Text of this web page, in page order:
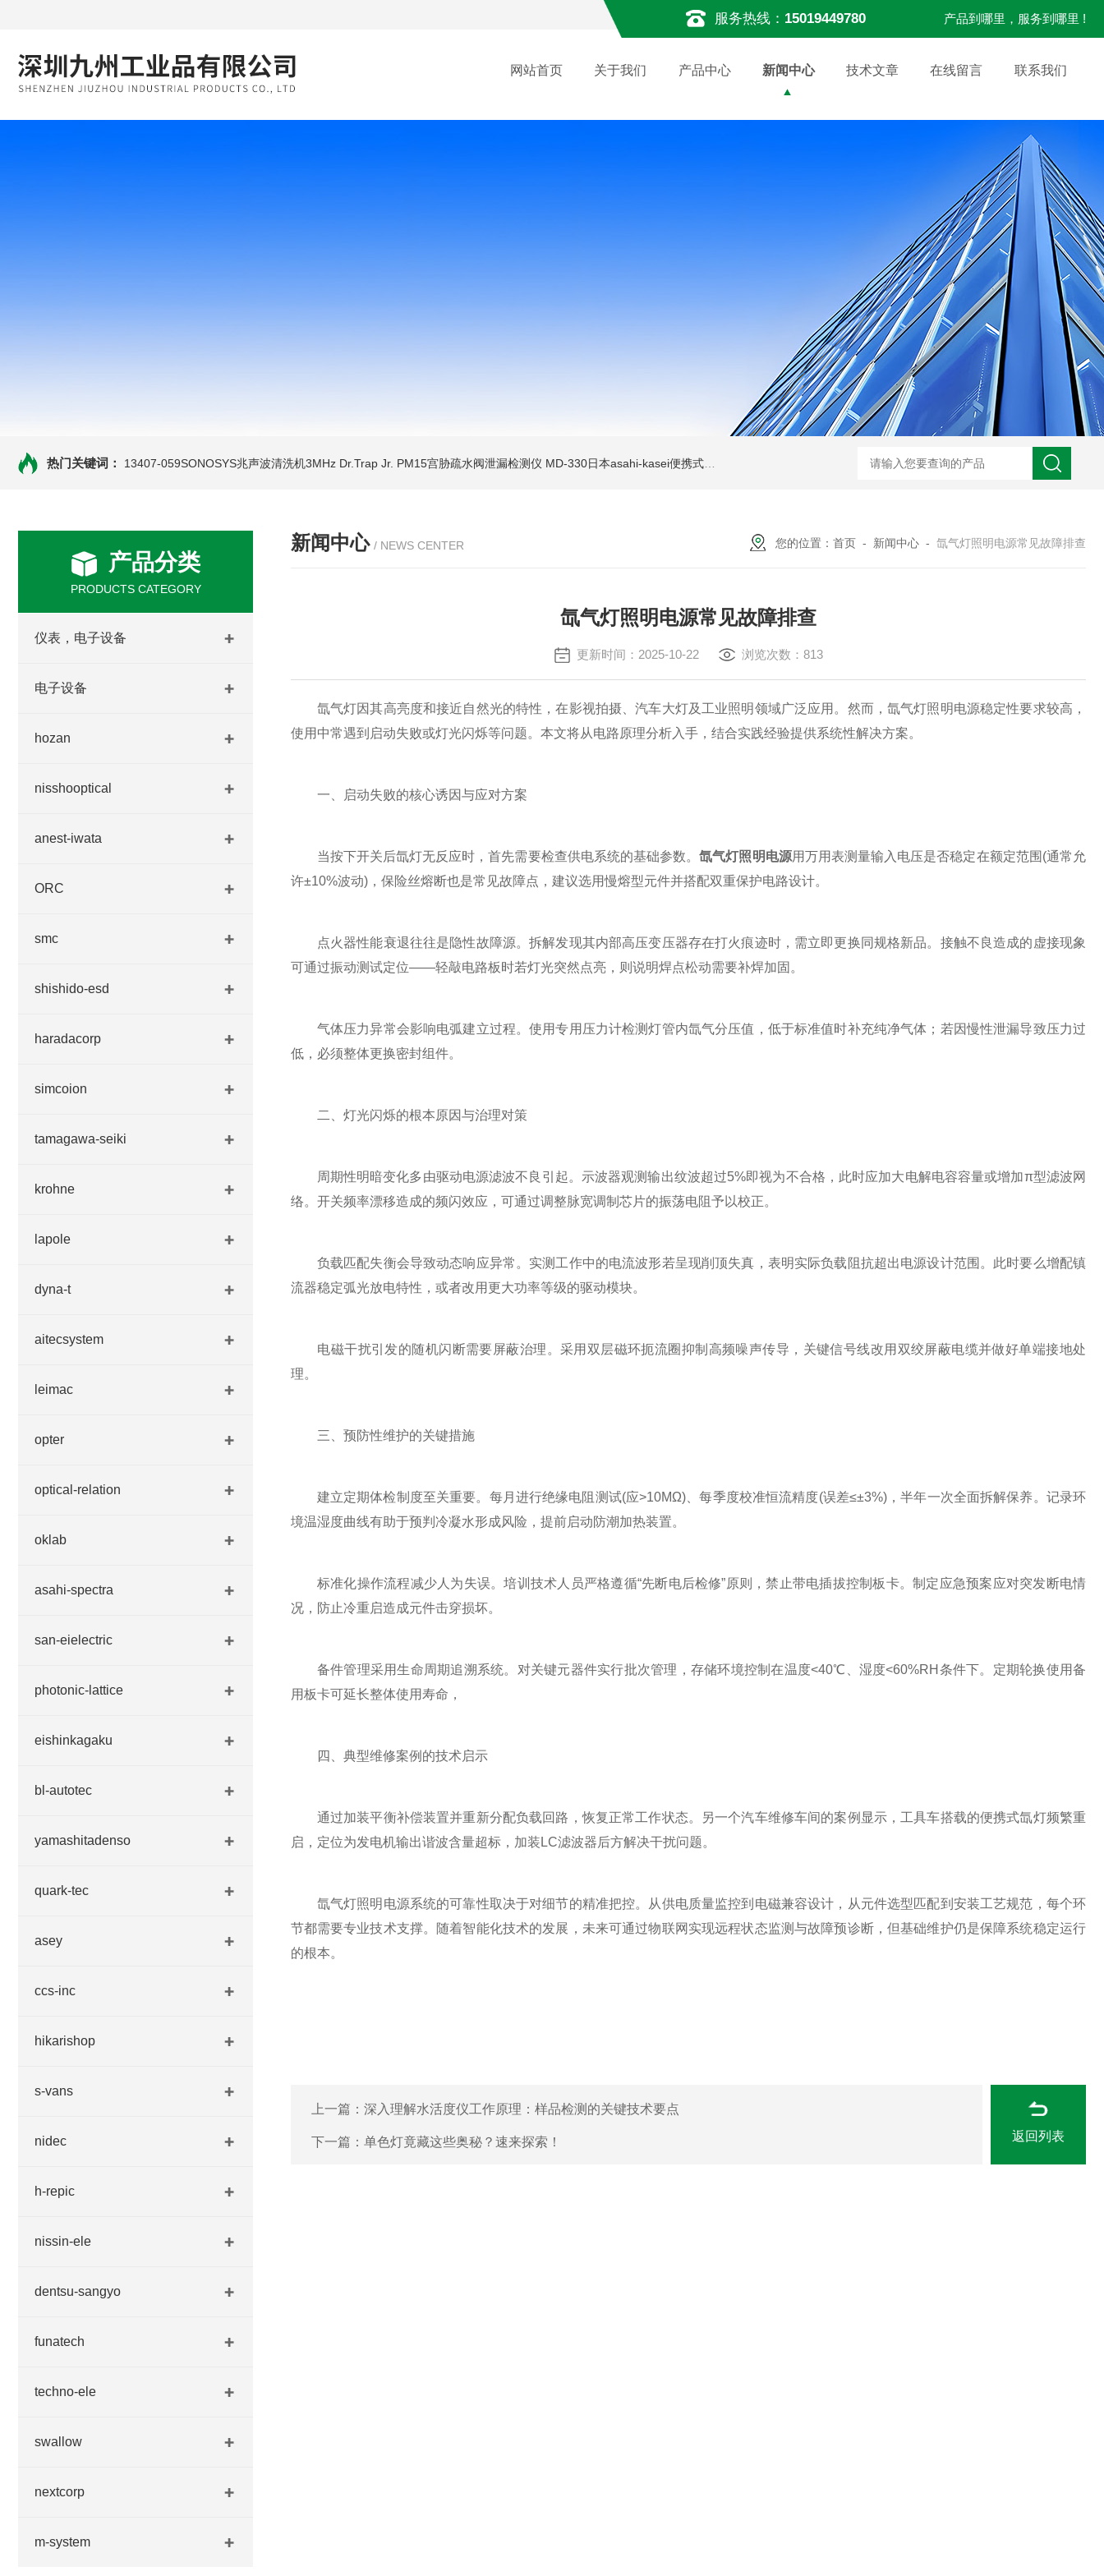
服务热线： 15019449780 产品到哪里，服务到哪里 !
网站首页 关于我们 产品中心 新闻中心 技术文章 在线留言 联系我们
热门关键词： 13407-059SONOSYS兆声波清洗机3MHz Dr.Trap Jr. PM15宫胁疏水阀泄漏检测仪 MD-330日本asahi-kasei便携式振动诊断装置 BL300Ft日本heidon外部输出搅拌器 搅拌器100日本heidon循环
产品分类
PRODUCTS CATEGORY
仪表，电子设备
电子设备
hozan
nisshooptical
anest-iwata
ORC
smc
shishido-esd
haradacorp
simcoion
tamagawa-seiki
krohne
lapole
dyna-t
aitecsystem
leimac
opter
optical-relation
oklab
asahi-spectra
san-eielectric
photonic-lattice
eishinkagaku
bl-autotec
yamashitadenso
quark-tec
asey
ccs-inc
hikarishop
s-vans
nidec
h-repic
nissin-ele
dentsu-sangyo
funatech
techno-ele
swallow
nextcorp
m-system
新闻中心 / NEWS CENTER 您的位置： 首页 - 新闻中心 - 氙气灯照明电源常见故障排查
氙气灯照明电源常见故障排查
更新时间：2025-10-22 浏览次数：813
氙气灯因其高亮度和接近自然光的特性，在影视拍摄、汽车大灯及工业照明领域广泛应用。然而，氙气灯照明电源稳定性要求较高，
使用中常遇到启动失败或灯光闪烁等问题。本文将从电路原理分析入手，结合实践经验提供系统性解决方案。
一、启动失败的核心诱因与应对方案
当按下开关后氙灯无反应时，首先需要检查供电系统的基础参数。氙气灯照明电源用万用表测量输入电压是否稳定在额定范围(通常允
许±10%波动)，保险丝熔断也是常见故障点，建议选用慢熔型元件并搭配双重保护电路设计。
点火器性能衰退往往是隐性故障源。拆解发现其内部高压变压器存在打火痕迹时，需立即更换同规格新品。接触不良造成的虚接现象
可通过振动测试定位——轻敲电路板时若灯光突然点亮，则说明焊点松动需要补焊加固。
气体压力异常会影响电弧建立过程。使用专用压力计检测灯管内氙气分压值，低于标准值时补充纯净气体；若因慢性泄漏导致压力过
低，必须整体更换密封组件。
二、灯光闪烁的根本原因与治理对策
周期性明暗变化多由驱动电源滤波不良引起。示波器观测输出纹波超过5%即视为不合格，此时应加大电解电容容量或增加π型滤波网
络。开关频率漂移造成的频闪效应，可通过调整脉宽调制芯片的振荡电阻予以校正。
负载匹配失衡会导致动态响应异常。实测工作中的电流波形若呈现削顶失真，表明实际负载阻抗超出电源设计范围。此时要么增配镇
流器稳定弧光放电特性，或者改用更大功率等级的驱动模块。
电磁干扰引发的随机闪断需要屏蔽治理。采用双层磁环扼流圈抑制高频噪声传导，关键信号线改用双绞屏蔽电缆并做好单端接地处
理。
三、预防性维护的关键措施
建立定期体检制度至关重要。每月进行绝缘电阻测试(应>10MΩ)、每季度校准恒流精度(误差≤±3%)，半年一次全面拆解保养。记录环
境温湿度曲线有助于预判冷凝水形成风险，提前启动防潮加热装置。
标准化操作流程减少人为失误。培训技术人员严格遵循“先断电后检修”原则，禁止带电插拔控制板卡。制定应急预案应对突发断电情
况，防止冷重启造成元件击穿损坏。
备件管理采用生命周期追溯系统。对关键元器件实行批次管理，存储环境控制在温度<40℃、湿度<60%RH条件下。定期轮换使用备
用板卡可延长整体使用寿命，
四、典型维修案例的技术启示
通过加装平衡补偿装置并重新分配负载回路，恢复正常工作状态。另一个汽车维修车间的案例显示，工具车搭载的便携式氙灯频繁重
启，定位为发电机输出谐波含量超标，加装LC滤波器后方解决干扰问题。
氙气灯照明电源系统的可靠性取决于对细节的精准把控。从供电质量监控到电磁兼容设计，从元件选型匹配到安装工艺规范，每个环
节都需要专业技术支撑。随着智能化技术的发展，未来可通过物联网实现远程状态监测与故障预诊断，但基础维护仍是保障系统稳定运行
的根本。
上一篇： 深入理解水活度仪工作原理：样品检测的关键技术要点
下一篇： 单色灯竟藏这些奥秘？速来探索！ 返回列表